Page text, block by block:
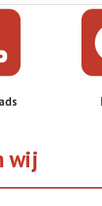
wij